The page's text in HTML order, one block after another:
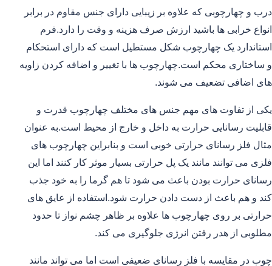
درب و چهارچوبی که علاوه بر زیبایی دارای جنس مقاوم در برابر
انواع خرابی ها باشید ارزش صرف هزینه و وقت را دارد.فرم
استاندارد یک چهارچوب شکل مستطیل است که دارای استحکام
و ساختاری محکم است.چهارچوب ها با تغییر و اضافه کردن زاویه
های اضافی تضعیف می شوند.
یکی از تفاوت های مهم جنس های مختلف چهارچوب قدرت و
قابلیت رسانایی حرارت به داخل و خارج از محیط است.به عنوان
مثال فلز رسانای حرارتی خوبی است و بنابراین چهارچوب های
فلزی می توانند مانند یک پل حرارتی بسیار موثر کار کنند اما این
رسانای حرارت بودن باعث می شود تا هم گرما را به خود جذب
کند و هم باعث از دست دادن حرارت شود.استفاده از عایق های
حرارتی بر روی چهارچوب ها علاوه بر ظاهر چشم نواز تا حدود
مطلوبی از هدر رفتن انرژی جلوگیری می کند.
چوب در مقایسه با فلز رسانای ضعیفی است اما می تواند مانند